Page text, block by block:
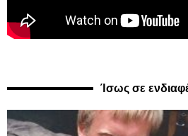
Ίσως σε